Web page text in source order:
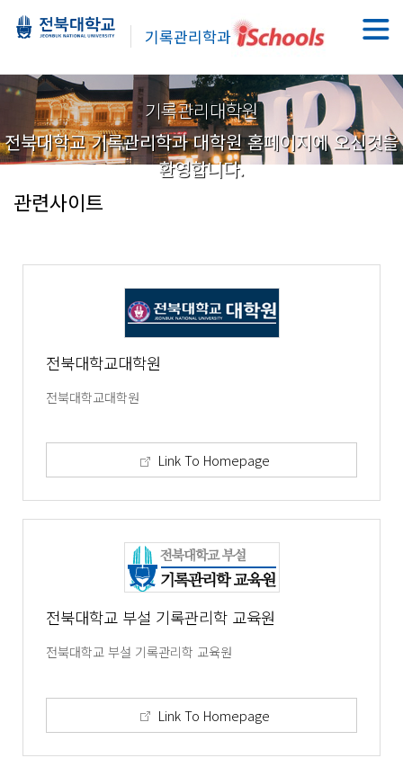
기록관리학과
기록관리대학원
전북대학교 기록관리학과 대학원 홈페이지에 오신것을
환영합니다.
관련사이트
전북대학교대학원
전북대학교대학원
Link To Homepage
전북대학교 부설 기록관리학 교육원
전북대학교 부설 기록관리학 교육원
Link To Homepage